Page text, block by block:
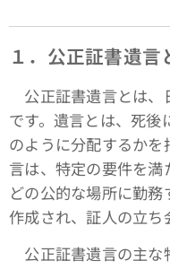
１．公正証書遺言
公正証書遺言とは、
です。遺言とは、死
のように分配するか
言は、特定の要件を
どの公的な場所に勤
作成され、証人の立ち
公正証書遺言の主な